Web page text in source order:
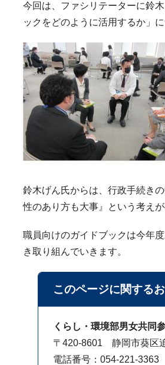
今回は、ファシリテーターに鈴
ックをどのように活用するか」
鈴木げん氏からは、行政手続き
性のあり方も大事』という考え
職員向けのガイドブックは今年
き取り組んでいきます。
このページに関する
くらし・環境部男女共同
〒420-8601 静岡市葵区
電話番号：054-221-3363